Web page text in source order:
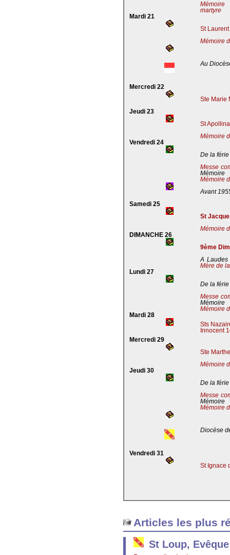
Mémoire
martyre
Mardi 21
St
Mémoire
Au
Mercredi 22
Ste Marie
Jeudi 23
St
Mémoire
Vendredi 24
De la férie
Messe
Mémoire
Mémoire
Avant
Samedi 25
St
Mémoire
DIMANCHE 26
9ème
A
Mère de
Lundi 27
De la férie
Messe
Mémoire
Mémoire
Mardi 28
Sts
Innocent
Mercredi 29
Ste
Mémoire
Jeudi 30
De la férie
Messe
Mémoire
Mémoire
Diocèse
Vendredi 31
St Ignace
Articles les plus
St Loup,